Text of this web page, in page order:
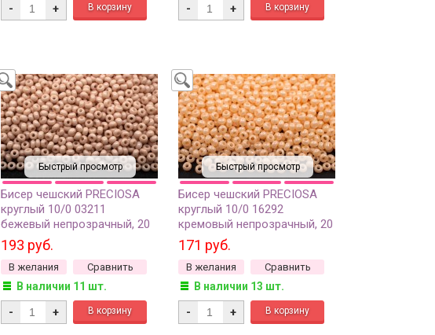
- + - +
Быстрый просмотр
Бисер чешский PRECIOSA
круглый 10/0 03211
бежевый непрозрачный, 20
грамм
193 руб.
В желания Сравнить
В наличии 11 шт.
- +
Быстрый просмотр
Бисер чешский PRECIOSA
круглый 10/0 16292
кремовый непрозрачный, 20
грамм
171 руб.
В желания Сравнить
В наличии 13 шт.
- +